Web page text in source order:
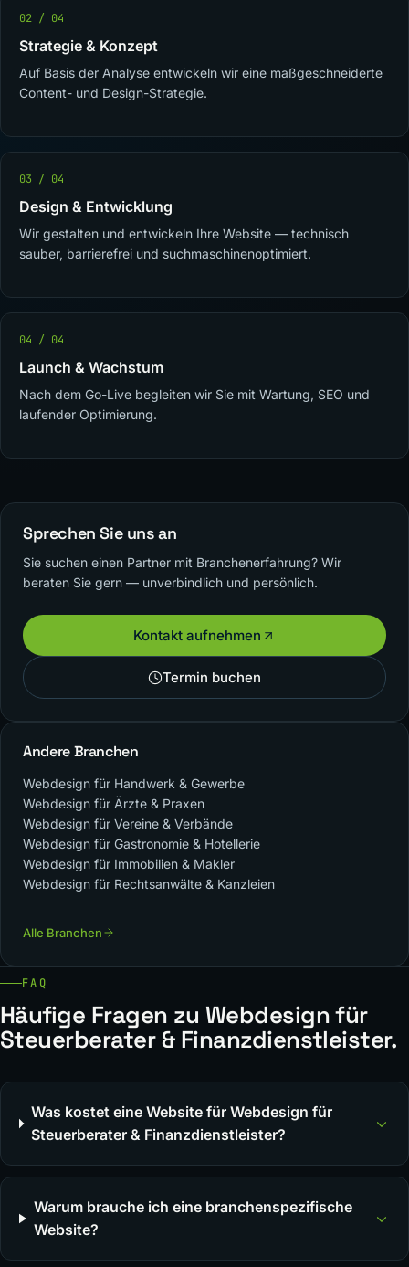
02 / 04
Strategie & Konzept
Auf Basis der Analyse entwickeln wir eine maßgeschneiderte
Content- und Design-Strategie.
03 / 04
Design & Entwicklung
Wir gestalten und entwickeln Ihre Website — technisch
sauber, barrierefrei und suchmaschinenoptimiert.
04 / 04
Launch & Wachstum
Nach dem Go-Live begleiten wir Sie mit Wartung, SEO und
laufender Optimierung.
Sprechen Sie uns an
Sie suchen einen Partner mit Branchenerfahrung? Wir
beraten Sie gern — unverbindlich und persönlich.
Kontakt aufnehmen
Termin buchen
Andere Branchen
Webdesign für Handwerk & Gewerbe
Webdesign für Ärzte & Praxen
Webdesign für Vereine & Verbände
Webdesign für Gastronomie & Hotellerie
Webdesign für Immobilien & Makler
Webdesign für Rechtsanwälte & Kanzleien
Alle Branchen
FAQ
Häufige Fragen zu Webdesign für
Steuerberater & Finanzdienstleister.
Was kostet eine Website für Webdesign für
Steuerberater & Finanzdienstleister?
Warum brauche ich eine branchenspezifische
Website?